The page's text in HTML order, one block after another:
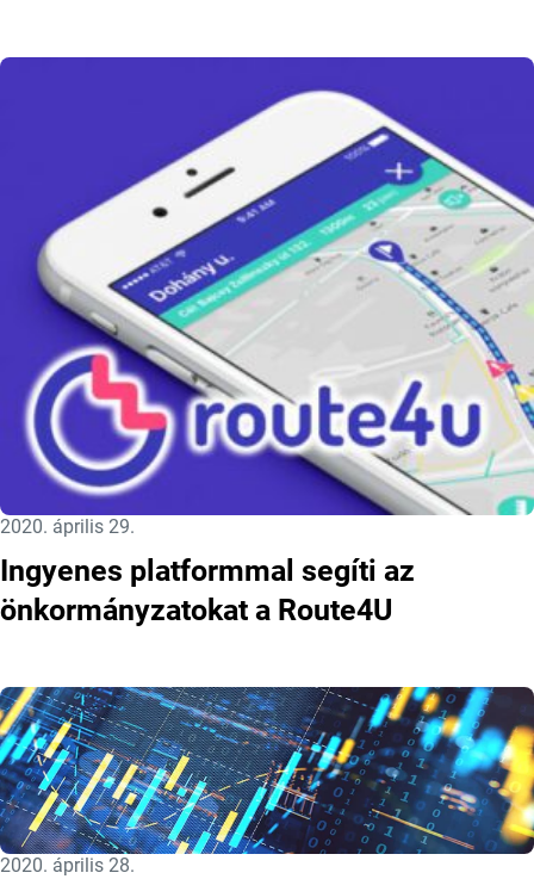
Közzétéve:
2020. április 29.
Ingyenes platformmal segíti az
önkormányzatokat a Route4U
Közzétéve:
2020. április 28.